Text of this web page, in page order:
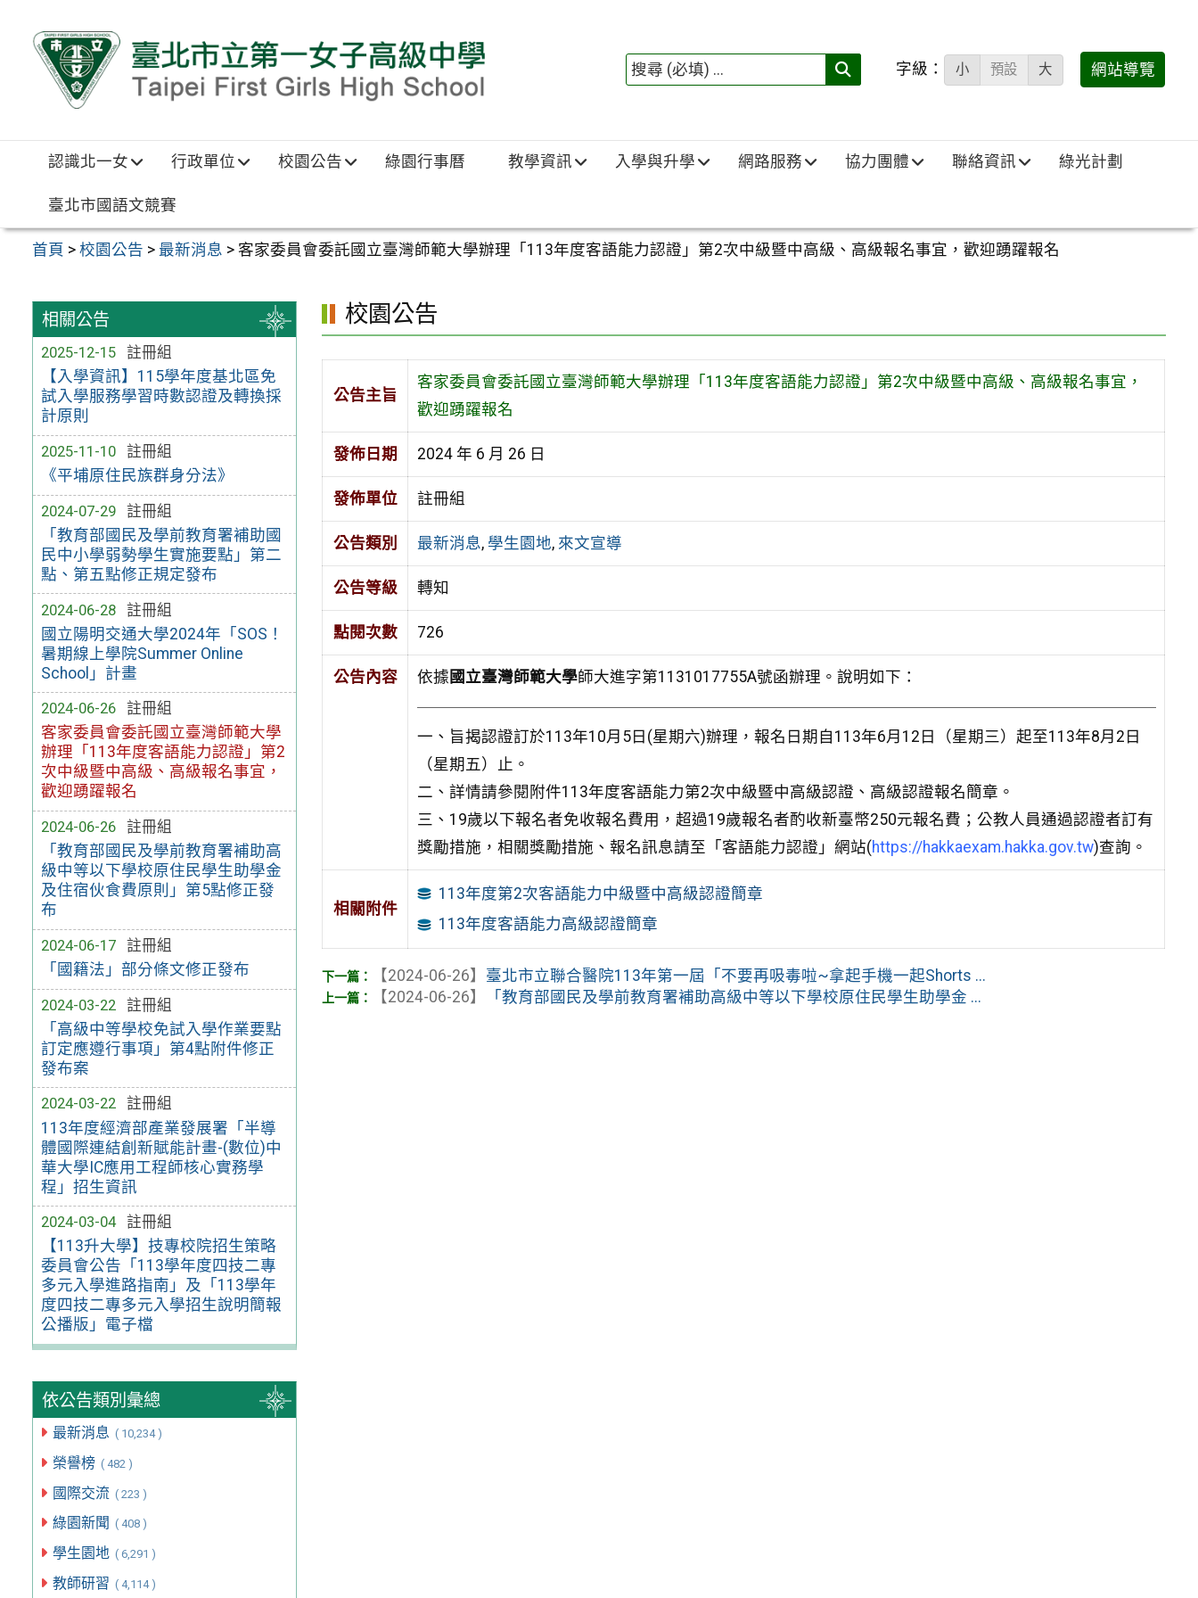
搜
填)：
字級： 小 預設 大 網站導覽
認識北一女 行政單位 校園公告 綠園行事曆 教學資訊 入學與升學 網路服務 協力團體 聯絡資訊 綠光計劃
臺北市國語文競賽
首頁 >校園公告 > 最新消息 > 客家委員會委託國立臺灣師範大學辦理「113年度客語能力認證」第2次中級暨中高級、高級報名事宜，歡迎踴躍報名
相關公告
2025-12-15
註冊組
【入學資訊】115學年度基北區免
試入學服務學習時數認證及轉換採
計原則
2025-11-10
註冊組
《平埔原住民族群身分法》
2024-07-29
註冊組
「教育部國民及學前教育署補助國
民中小學弱勢學生實施要點」第二
點、第五點修正規定發布
2024-06-28
註冊組
國立陽明交通大學2024年「SOS！
暑期線上學院Summer Online
School」計畫
2024-06-26
註冊組
客家委員會委託國立臺灣師範大學
辦理「113年度客語能力認證」第2
次中級暨中高級、高級報名事宜，
歡迎踴躍報名
2024-06-26
註冊組
「教育部國民及學前教育署補助高
級中等以下學校原住民學生助學金
及住宿伙食費原則」第5點修正發
布
2024-06-17
註冊組
「國籍法」部分條文修正發布
2024-03-22
註冊組
「高級中等學校免試入學作業要點
訂定應遵行事項」第4點附件修正
發布案
2024-03-22
註冊組
113年度經濟部產業發展署「半導
體國際連結創新賦能計畫-(數位)中
華大學IC應用工程師核心實務學
程」招生資訊
2024-03-04
註冊組
【113升大學】技專校院招生策略
委員會公告「113學年度四技二專
多元入學進路指南」及「113學年
度四技二專多元入學招生說明簡報
公播版」電子檔
依公告類別彙總
最新消息 ( 10,234 )
榮譽榜 ( 482 )
國際交流 ( 223 )
綠園新聞 ( 408 )
學生園地 ( 6,291 )
教師研習 ( 4,114 )
校園公告
公告主旨
客家委員會委託國立臺灣師範大學辦理「113年度客語能力認證」第2次中級暨中高級、高級報名事宜，
歡迎踴躍報名
發佈日期 2024 年 6 月 26 日
發佈單位 註冊組
公告類別 最新消息, 學生園地, 來文宣導
公告等級 轉知
點閱次數 726
公告內容 依據 國立臺灣師範大學師大進字第1131017755A號函辦理。說明如下：
一、旨揭認證訂於113年10月5日(星期六)辦理，報名日期自113年6月12日（星期三）起至113年8月2日
（星期五）止。
二、詳情請參閱附件113年度客語能力第2次中級暨中高級認證、高級認證報名簡章。
三、19歲以下報名者免收報名費用，超過19歲報名者酌收新臺幣250元報名費；公教人員通過認證者訂有
獎勵措施，相關獎勵措施、報名訊息請至「客語能力認證」網站(https://hakkaexam.hakka.gov.tw)查詢。
相關附件
113年度第2次客語能力中級暨中高級認證簡章
113年度客語能力高級認證簡章
【2024-06-26】 臺北市立聯合醫院113年第一屆「不要再吸毒啦~拿起手機一起Shorts ...
【2024-06-26】
「教育部國民及學前教育署補助高級中等以下學校原住民學生助學金 ...